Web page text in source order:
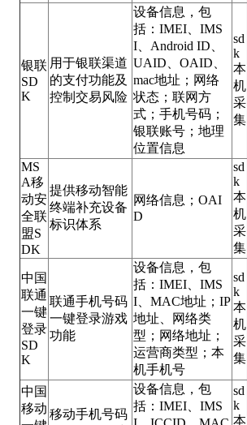
银联
SD
K
用于银联渠道
的支付功能及
控制交易风险
设备信息，包
括：IMEI、IMS
I、Android ID、
UAID、OAID、
mac地址；网络
状态；联网方
式；手机号码；
银联账号；地理
位置信息
sd
k
本
机
采
集
MS
A移
动安
全联
盟S
DK
提供移动智能
终端补充设备
标识体系
网络信息；OAI
D
sd
k
本
机
采
集
中国
联通
一键
登录
SD
K
联通手机号码
一键登录游戏
功能
设备信息，包
括：IMEI、IMS
I、MAC地址；IP
地址、网络类
型；网络地址；
运营商类型；本
机手机号
sd
k
本
机
采
集
中国
移动 移动手机号码
设备信息，包
括：IMEI、IMS
sd
k
本